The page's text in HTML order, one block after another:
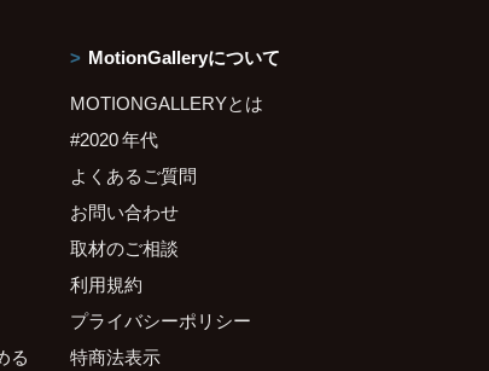
る
MotionGalleryについて
MOTIONGALLERYとは
#2020 年代
よくあるご質問
お問い合わせ
取材のご相談
利用規約
プライバシーポリシー
特商法表示